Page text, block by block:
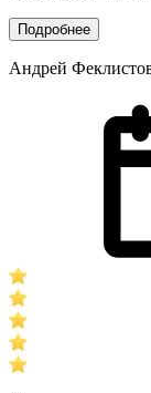
Подробнее
Андрей